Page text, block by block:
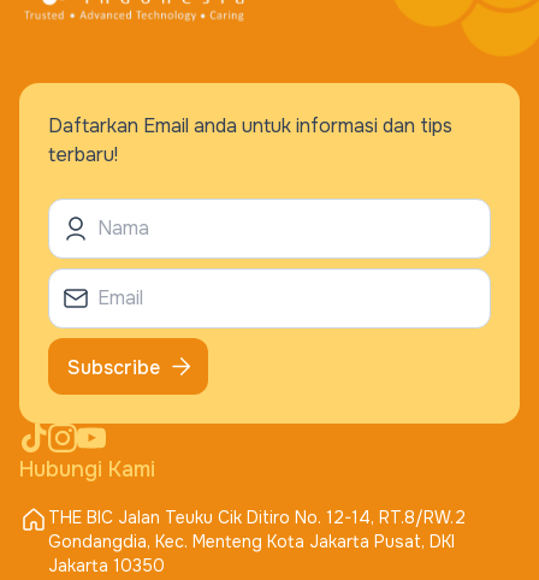
Hubungi Kami
THE BIC Jalan Teuku Cik Ditiro No. 12-14, RT.8/RW.2
Gondangdia, Kec. Menteng Kota Jakarta Pusat, DKI
Jakarta 10350
Daftarkan Email anda untuk informasi dan tips
terbaru!
Subscribe